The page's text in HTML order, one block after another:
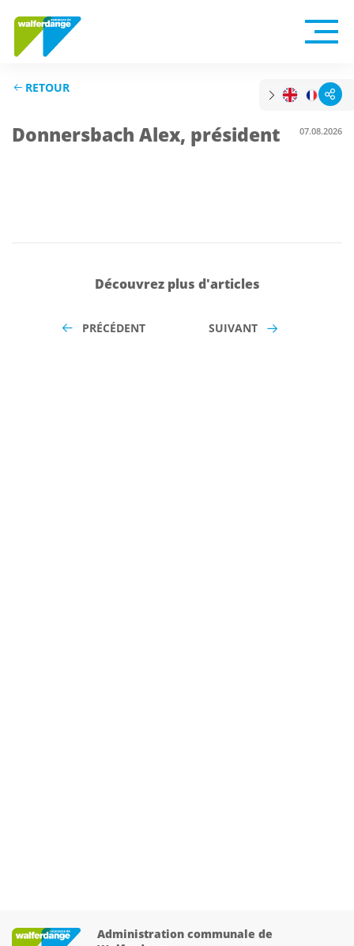
RETOUR
Donnersbach Alex, président 07.08.2026
Découvrez plus d'articles
PRÉCÉDENT SUIVANT
Administration communale de